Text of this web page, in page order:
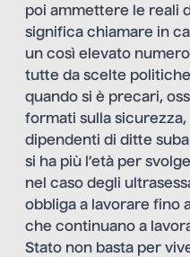
poi ammettere le reali
significa chiamare in
un così elevato
tutte da scelte
quando si è precari,
formati sulla
dipendenti di ditte
si ha più l’età per
nel caso degli
obbliga a lavorare fino
che continuano a
Stato non basta per